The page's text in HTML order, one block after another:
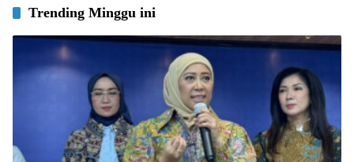
Trending Minggu ini